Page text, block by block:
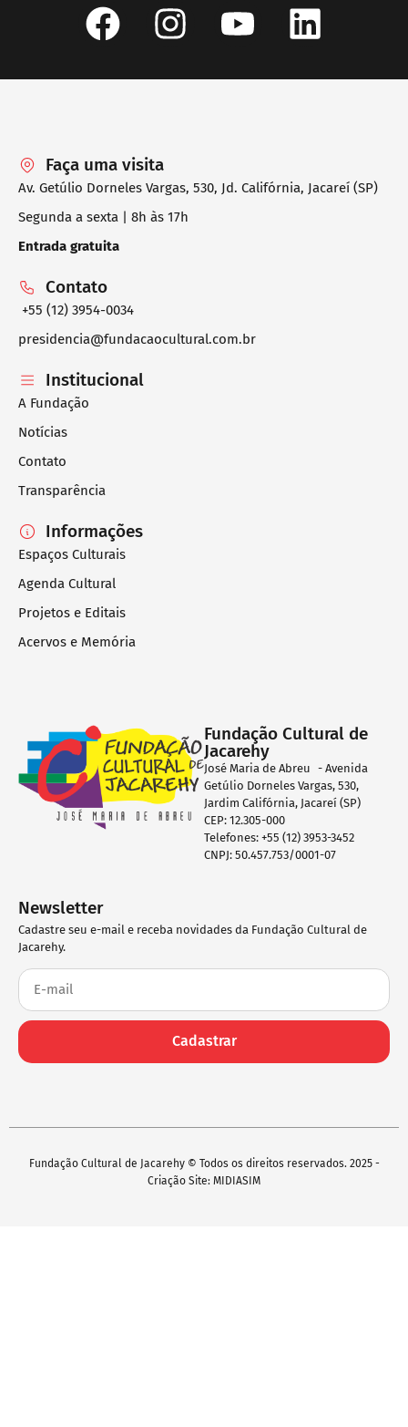
Faça uma visita
Av. Getúlio Dorneles Vargas, 530, Jd. Califórnia, Jacareí (SP)
Segunda a sexta | 8h às 17h
Entrada gratuita
Contato
+55 (12) 3954-0034
presidencia@fundacaocultural.com.br
Institucional
A Fundação
Notícias
Contato
Transparência
Informações
Espaços Culturais
Agenda Cultural
Projetos e Editais
Acervos e Memória
Fundação Cultural de
Jacarehy
José Maria de Abreu - Avenida
Getúlio Dorneles Vargas, 530,
Jardim Califórnia, Jacareí (SP)
CEP: 12.305-000
Telefones: +55 (12) 3953-3452
CNPJ: 50.457.753/0001-07
Newsletter
Cadastre seu e-mail e receba novidades da Fundação Cultural de
Jacarehy.
Cadastrar
Fundação Cultural de Jacarehy © Todos os direitos reservados. 2025 -
Criação Site: MIDIASIM